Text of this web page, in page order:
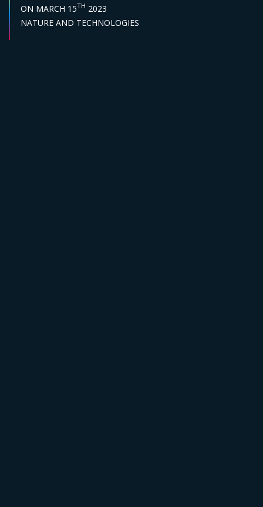
ON START DATE :
MARCH 15TH 2023
Sector :
NATURE AND TECHNOLOGIES